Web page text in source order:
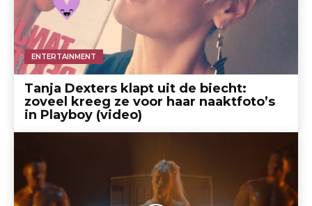
ENTERTAINMENT
Tanja Dexters klapt uit de biecht:
zoveel kreeg ze voor haar naaktfoto’s
in Playboy (video)